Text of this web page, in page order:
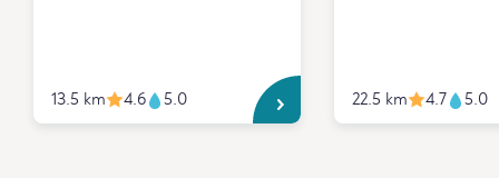
13.5 km 4.6 5.0 22.5 km 4.7 5.0